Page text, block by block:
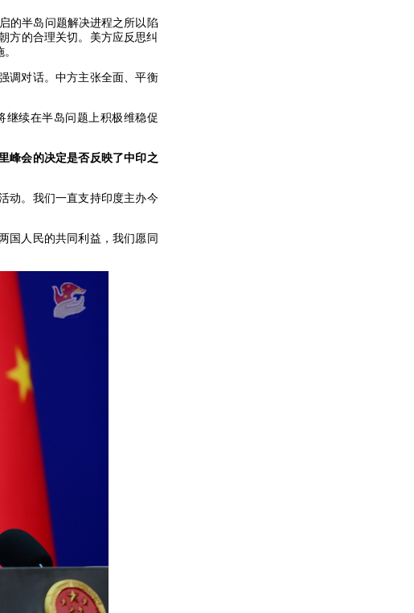
的半岛问题解决进程之所以陷
方的合理关切。美方应反思纠
调对话。中方主张全面、平衡
继续在半岛问题上积极维稳促
峰会的决定是否反映了中印之
动。我们一直支持印度主办今
国人民的共同利益，我们愿同